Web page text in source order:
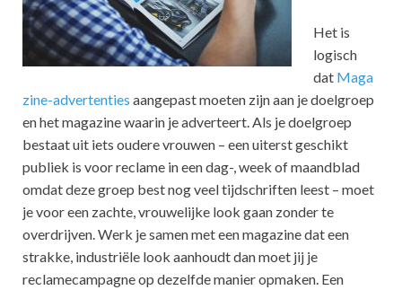
Het is
logisch
dat Maga
zine-advertenties aangepast moeten zijn aan je doelgroep
en het magazine waarin je adverteert. Als je doelgroep
bestaat uit iets oudere vrouwen – een uiterst geschikt
publiek is voor reclame in een dag-, week of maandblad
omdat deze groep best nog veel tijdschriften leest – moet
je voor een zachte, vrouwelijke look gaan zonder te
overdrijven. Werk je samen met een magazine dat een
strakke, industriële look aanhoudt dan moet jij je
reclamecampagne op dezelfde manier opmaken. Een